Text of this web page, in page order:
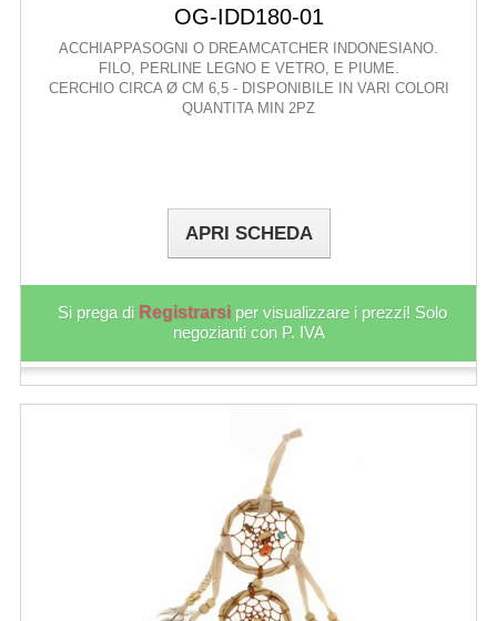
OG-IDD180-01
ACCHIAPPASOGNI O DREAMCATCHER INDONESIANO.
FILO, PERLINE LEGNO E VETRO, E PIUME.
CERCHIO CIRCA Ø CM 6,5 - DISPONIBILE IN VARI COLORI
QUANTITA MIN 2PZ
APRI SCHEDA
Si prega di Registrarsi per visualizzare i prezzi! Solo
negozianti con P. IVA